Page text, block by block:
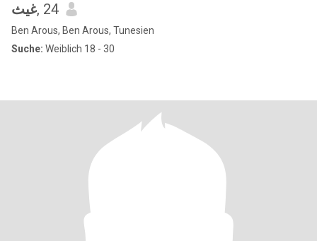
غيث, 24
Ben Arous, Ben Arous, Tunesien
Suche: Weiblich 18 - 30